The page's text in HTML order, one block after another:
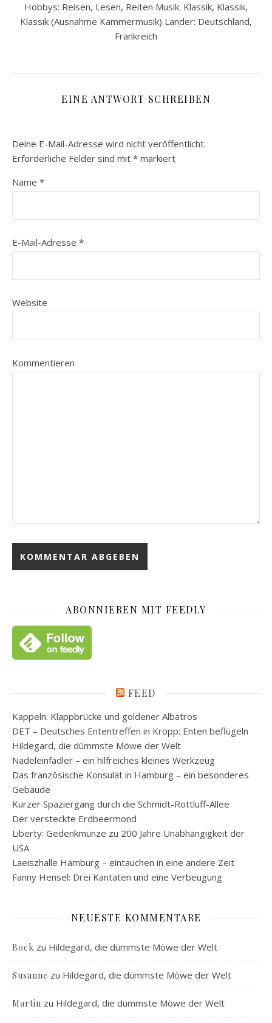
Hobbys: Reisen, Lesen, Reiten Musik: Klassik, Klassik,
Klassik (Ausnahme Kammermusik) Länder: Deutschland,
Frankreich
EINE ANTWORT SCHREIBEN
Deine E-Mail-Adresse wird nicht veröffentlicht.
Erforderliche Felder sind mit * markiert
Name *
E-Mail-Adresse *
Website
Kommentieren
ABONNIEREN MIT FEEDLY
FEED
Kappeln: Klappbrücke und goldener Albatros
DET – Deutsches Ententreffen in Kropp: Enten beflügeln
Hildegard, die dümmste Möwe der Welt
Nadeleinfädler – ein hilfreiches kleines Werkzeug
Das französische Konsulat in Hamburg – ein besonderes
Gebäude
Kurzer Spaziergang durch die Schmidt-Rottluff-Allee
Der versteckte Erdbeermond
Liberty: Gedenkmünze zu 200 Jahre Unabhängigkeit der
USA
Laeiszhalle Hamburg – eintauchen in eine andere Zeit
Fanny Hensel: Drei Kantaten und eine Verbeugung
NEUESTE KOMMENTARE
Bock zu Hildegard, die dümmste Möwe der Welt
Susanne zu Hildegard, die dümmste Möwe der Welt
Martin zu Hildegard, die dümmste Möwe der Welt